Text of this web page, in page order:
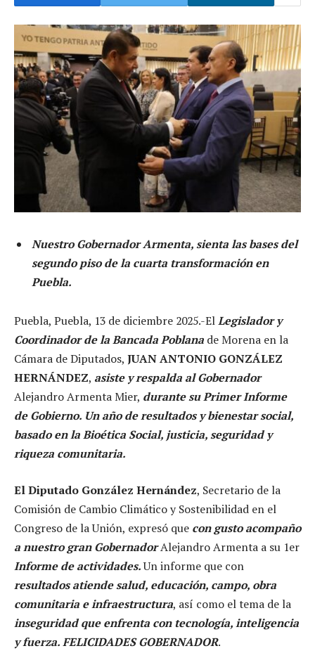
Nuestro Gobernador Armenta, sienta las bases del
segundo piso de la cuarta transformación en
Puebla.
Puebla, Puebla, 13 de diciembre 2025.-ElLegislador y
Coordinador de la Bancada Poblana de Morena en la
Cámara de Diputados, JUAN ANTONIO GONZÁLEZ
HERNÁNDEZ, asiste y respalda al Gobernador
Alejandro Armenta Mier, durante su Primer Informe
de Gobierno. Un año de resultados y bienestar social,
basado en la Bioética Social, justicia, seguridad y
riqueza comunitaria.
El Diputado González Hernández, Secretario de la
Comisión de Cambio Climático y Sostenibilidad en el
Congreso de la Unión, expresó que con gusto acompaño
a nuestro gran GobernadorAlejandro Armenta a su 1er
Informe de actividades.Un informe que con
resultados atiende salud, educación, campo, obra
comunitaria e infraestructura, así como el tema de la
inseguridad que enfrenta con tecnología, inteligencia
y fuerza. FELICIDADES GOBERNADOR.